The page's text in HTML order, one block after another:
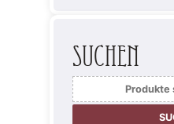
Suchen
Suche
nach: